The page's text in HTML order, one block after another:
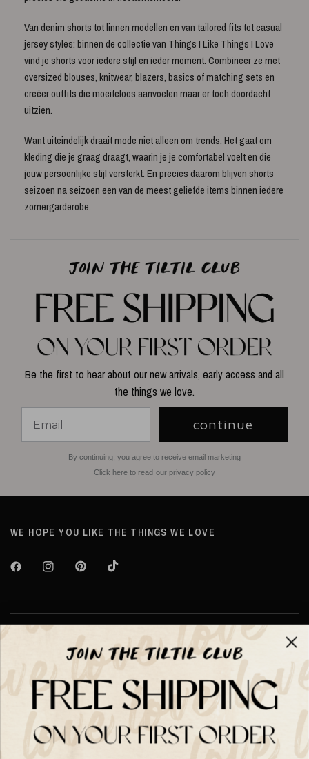
Van denim shorts tot linnen modellen en van tailored fits tot casual
jersey styles: binnen de collectie van Things I Like Things I Love
vind je shorts voor iedere stijl en ieder moment. Combineer ze met
oversized blouses, knitwear, blazers, basics of matching sets en
creëer outfits die moeiteloos aanvoelen maar er toch doordacht
uitzien.
Want uiteindelijk draait mode niet alleen om trends. Het gaat om
kleding die je graag draagt, waarin je je comfortabel voelt en die
jouw persoonlijke stijl versterkt. En precies daarom blijven shorts
seizoen na seizoen een van de meest geliefde items binnen iedere
zomergarderobe.
Be the first to hear about our new arrivals, early access and all
the things we love.
continue
By continuing, you agree to receive email marketing
Click here to read our privacy policy
WE HOPE YOU LIKE THE THINGS WE LOVE
Over TILTIL
Help
Shop op